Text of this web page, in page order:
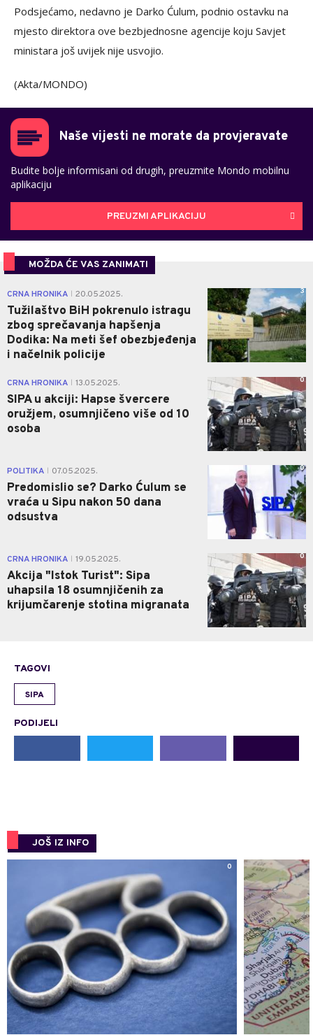
Podsjećamo, nedavno je Darko Ćulum, podnio ostavku na
mjesto direktora ove bezbjednosne agencije koju Savjet
ministara još uvijek nije usvojio.
(Akta/MONDO)
Naše vijesti ne morate da provjeravate
Budite bolje informisani od drugih, preuzmite Mondo mobilnu
aplikaciju
PREUZMI APLIKACIJU
MOŽDA ĆE VAS ZANIMATI
CRNA HRONIKA 20.05.2025.
Tužilaštvo BiH pokrenulo istragu
zbog sprečavanja hapšenja
Dodika: Na meti šef obezbjeđenja
i načelnik policije
3
CRNA HRONIKA 13.05.2025.
SIPA u akciji: Hapse švercere
oružjem, osumnjičeno više od 10
osoba
0
POLITIKA 07.05.2025.
Predomislio se? Darko Ćulum se
vraća u Sipu nakon 50 dana
odsustva
0
CRNA HRONIKA 19.05.2025.
Akcija "Istok Turist": Sipa
uhapsila 18 osumnjičenih za
krijumčarenje stotina migranata
0
TAGOVI
SIPA
PODIJELI
JOŠ IZ INFO
0